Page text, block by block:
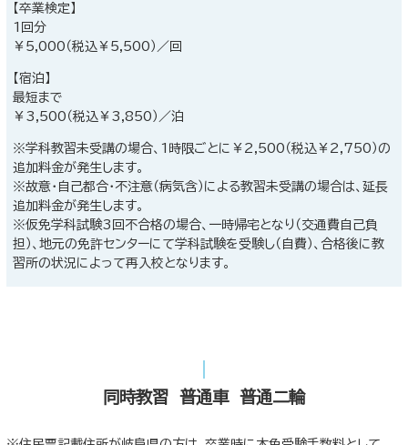
【卒業検定】
1回分
￥5,000（税込￥5,500）／回
【宿泊】
最短まで
￥3,500（税込￥3,850）／泊
※学科教習未受講の場合、1時限ごとに￥2,500（税込￥2,750）の
追加料金が発生します。
※故意・自己都合・不注意（病気含）による教習未受講の場合は、延長
追加料金が発生します。
※仮免学科試験3回不合格の場合、一時帰宅となり（交通費自己負
担）、地元の免許センターにて学科試験を受験し（自費）、合格後に教
習所の状況によって再入校となります。
同時教習 普通車 普通二輪